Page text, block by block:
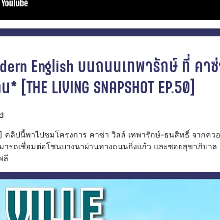
English บนถนนเทพารักษ์ ที่ ค
LIVING SNAPSHOT EP.50]
คลิปนี้พาไปชมโครงการ คาซ่า วิลล์ เทพารักษ์-ธนสิทธิ์ จากคว
ารถเชื่อมต่อโซนบางนาผ่านทางถนนกิ่งแก้ว และซอยสุขาภิบา
ลี